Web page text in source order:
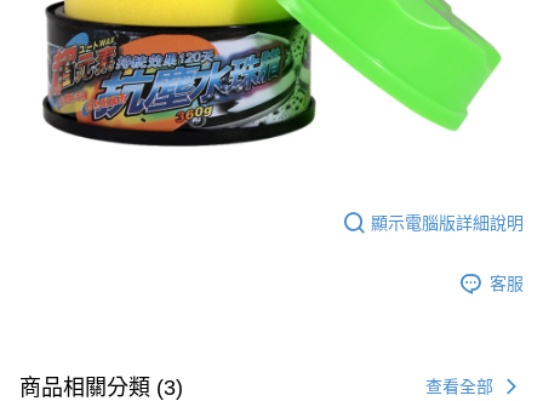
顯示電腦版詳細說明
客服
商品相關分類 (3) 查看全部